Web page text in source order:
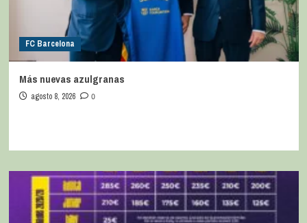
FC Barcelona
Más nuevas azulgranas
agosto 8, 2026 0